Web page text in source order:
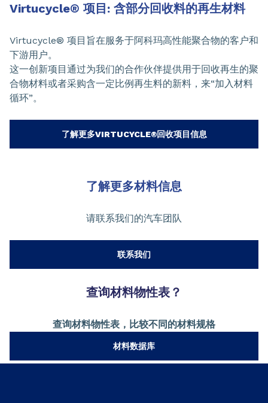
Virtucycle® 项目: 含部分回收料的再生材料
Virtucycle® 项目旨在服务于阿科玛高性能聚合物的客户和
下游用户。
这一创新项目通过为我们的合作伙伴提供用于回收再生的聚
合物材料或者采购含一定比例再生料的新料，来“加入材料
循环”。
了解更多VIRTUCYCLE®回收项目信息
了解更多材料信息
请联系我们的汽车团队
联系我们
查询材料物性表？
查询材料物性表，比较不同的材料规格
材料数据库